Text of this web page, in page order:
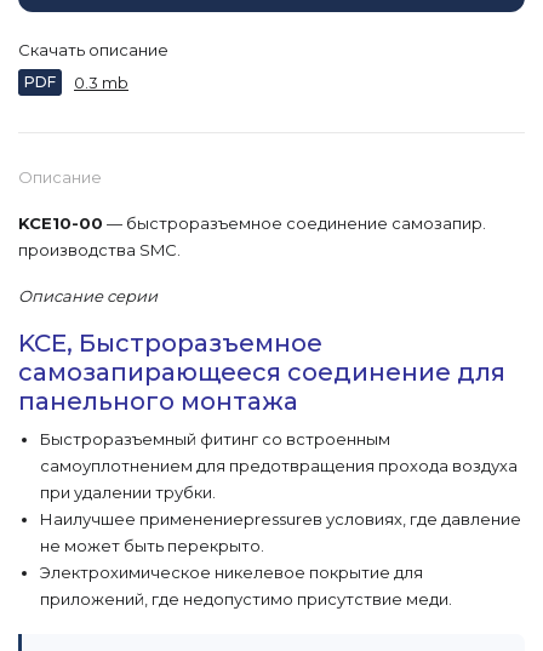
Описание
KCE10-00 — быстроразъемное соединение самозапир.
производства SMC.
Описание серии
KCE, Быстроразъемное
самозапирающееся соединение для
панельного монтажа
Быстроразъемный фитинг со встроенным
самоуплотнением для предотвращения прохода воздуха
при удалении трубки.
Наилучшее применениеpressureв условиях, где давление
не может быть перекрыто.
Электрохимическое никелевое покрытие для
приложений, где недопустимо присутствие меди.
Скачать описание
PDF 0.3 mb